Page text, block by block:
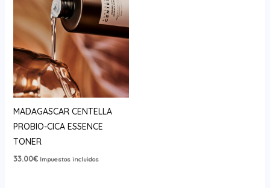
MADAGASCAR CENTELLA
PROBIO-CICA ESSENCE
TONER
33.00€ Impuestos incluidos